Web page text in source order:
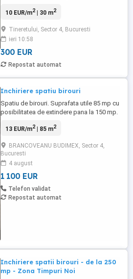
de 30mp,dispune de ac si de baie
minute de metrou Tineretului. Pentru mai
multe detalii va asteptam cu un telefon.
10 EUR/m2| 30 m2
Tineretului, Sector 4, Bucuresti
ieri 10:58
300 EUR
Repostat automat
Inchiriere spatiu birouri
Spatiu de birouri. Suprafata utile 85 mp cu
posibilitatea de extindere pana la 150 mp.
13 EUR/m2| 85 m2
BRANCOVEANU BUDIMEX, Sector 4,
Bucuresti
4 august
1 100 EUR
Telefon validat
Repostat automat
Inchiriere spatii birouri - de la 250
mp - Zona Timpuri Noi